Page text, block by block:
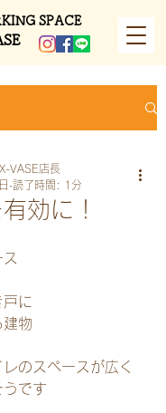
SPACE
効に！
VASE店長
読了時間: 1分
に
建物
のスペースが広く
うです